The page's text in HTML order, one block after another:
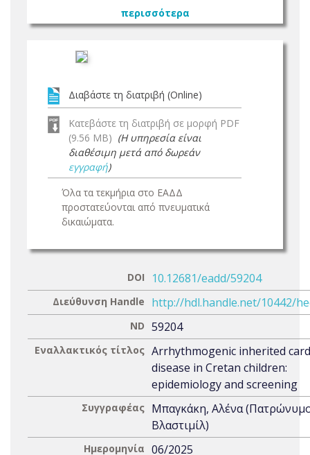
περισσότερα
Διαβάστε τη διατριβή (Online)
Κατεβάστε τη διατριβή σε μορφή PDF
(9.56 MB) (Η υπηρεσία είναι
διαθέσιμη μετά από δωρεάν
εγγραφή)
Όλα τα τεκμήρια στο ΕΑΔΔ
προστατεύονται από πνευματικά
δικαιώματα.
DOI 10.12681/eadd/59204
Διεύθυνση Handle http://hdl.handle.net/10442/
ND 59204
Εναλλακτικός τίτλος Arrhythmogenic inherited
disease in Cretan children:
epidemiology and screening
Συγγραφέας Μπαγκάκη, Αλένα
Βλαστιμίλ)
Ημερομηνία 06/2025